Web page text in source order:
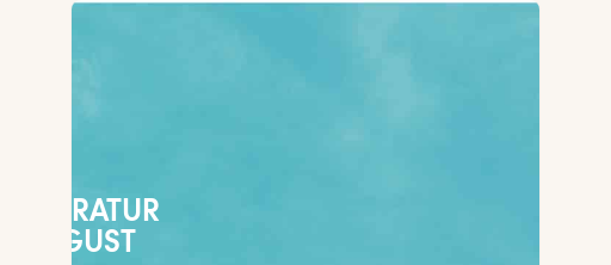
I AUGUST